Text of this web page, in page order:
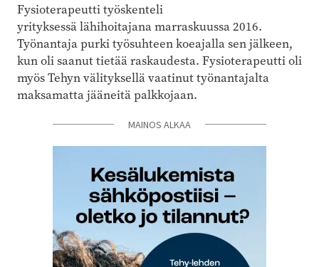
Fysioterapeutti työskenteli
yrityksessä lähihoitajana marraskuussa 2016.
Työnantaja purki työsuhteen koeajalla sen jälkeen,
kun oli saanut tietää raskaudesta. Fysioterapeutti oli
myös Tehyn välityksellä vaatinut työnantajalta
maksamatta jääneitä palkkojaan.
MAINOS ALKAA